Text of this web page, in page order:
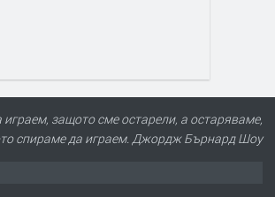
защото сме остарели, а остаряваме,
спираме да играем. Джордж Бърнард Шоу